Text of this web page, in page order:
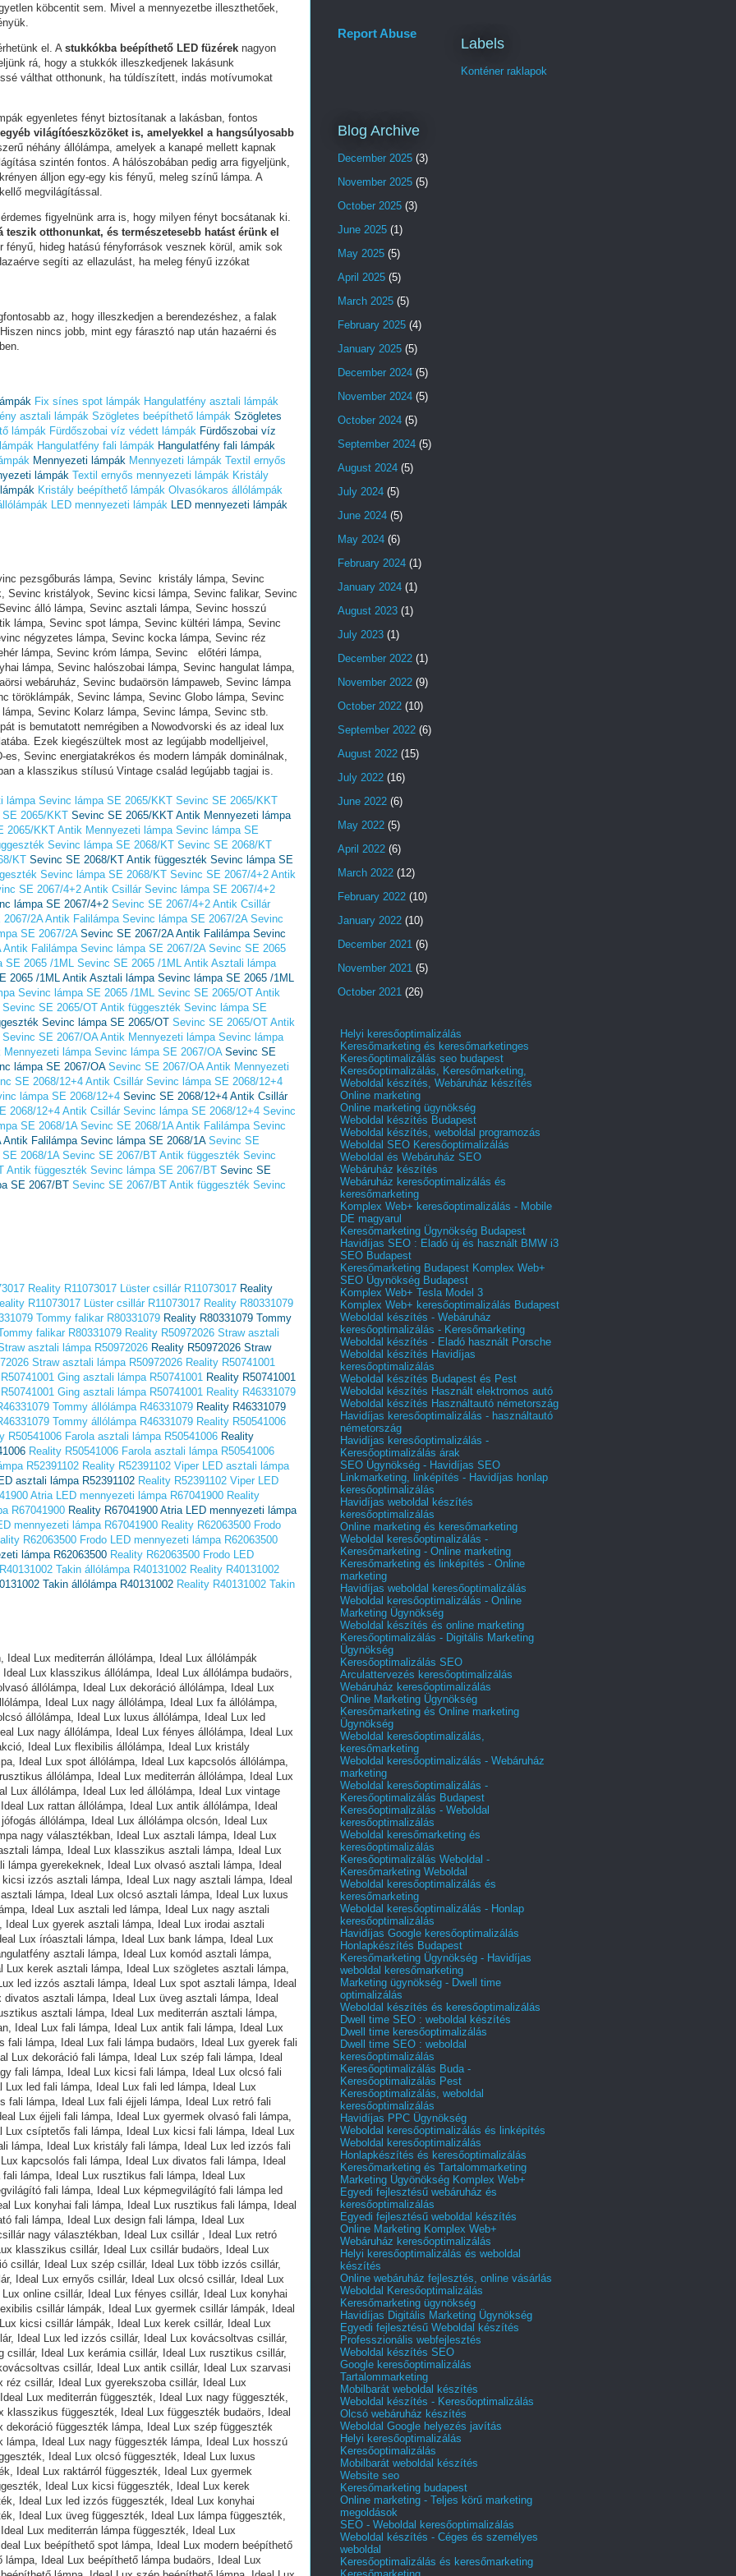
köbcentit sem. Mivel a mennyezetbe illeszthetőek,
el. A stukkókba beépíthető LED füzérek nagyon
rá, hogy a stukkók illeszkedjenek lakásunk
válthat otthonunk, ha túldíszített, indás motívumokat
egyenletes fényt biztosítanak a lakásban, fontos
egyéb világítóeszközöket is, amelyekkel a hangsúlyosabb
néhány állólámpa, amelyek a kanapé mellett kapnak
szintén fontos. A hálószobában pedig arra figyeljünk,
álljon egy-egy kis fényű, meleg színű lámpa. A
megvilágítással.
figyelnünk arra is, hogy milyen fényt bocsátanak ki.
otthonunkat, és természetesebb hatást érünk el
fényű, hideg hatású fényforrások vesznek körül, amik sok
segíti az ellazulást, ha meleg fényű izzókat
az, hogy illeszkedjen a berendezéshez, a falak
nincs jobb, mint egy fárasztó nap után hazaérni és
Fix sínes spot lámpák Hangulatfény asztali lámpák
asztali lámpák Szögletes beépíthető lámpák Szögletes
lámpák Fürdőszobai víz védett lámpák Fürdőszobai víz
Hangulatfény fali lámpák Hangulatfény fali lámpák
Mennyezeti lámpák Mennyezeti lámpák Textil ernyős
lámpák Textil ernyős mennyezeti lámpák Kristály
Kristály beépíthető lámpák Olvasókaros állólámpák
LED mennyezeti lámpák LED mennyezeti lámpák
pezsgőburás lámpa, Sevinc kristály lámpa, Sevinc
Sevinc kristályok, Sevinc kicsi lámpa, Sevinc falikar, Sevinc
álló lámpa, Sevinc asztali lámpa, Sevinc hosszú
lámpa, Sevinc spot lámpa, Sevinc kültéri lámpa, Sevinc
négyzetes lámpa, Sevinc kocka lámpa, Sevinc réz
lámpa, Sevinc króm lámpa, Sevinc előtéri lámpa,
lámpa, Sevinc halószobai lámpa, Sevinc hangulat lámpa,
webáruház, Sevinc budaörsön lámpaweb, Sevinc lámpa
töröklámpák, Sevinc lámpa, Sevinc Globo lámpa, Sevinc
Sevinc Kolarz lámpa, Sevinc lámpa, Sevinc stb.
is bemutatott nemrégiben a Nowodvorski és az ideal lux
Ezek kiegészültek most az legújabb modelljeivel,
Sevinc energiatakrékos és modern lámpák dominálnak,
a klasszikus stílusú Vintage család legújabb tagjai is.
lámpa Sevinc lámpa SE 2065/KKT Sevinc SE 2065/KKT
2065/KKT Sevinc SE 2065/KKT Antik Mennyezeti lámpa
2065/KKT Antik Mennyezeti lámpa Sevinc lámpa SE
Sevinc lámpa SE 2068/KT Sevinc SE 2068/KT
KT Sevinc SE 2068/KT Antik függeszték Sevinc lámpa SE
Sevinc lámpa SE 2068/KT Sevinc SE 2067/4+2 Antik
SE 2067/4+2 Antik Csillár Sevinc lámpa SE 2067/4+2
lámpa SE 2067/4+2 Sevinc SE 2067/4+2 Antik Csillár
2A Antik Falilámpa Sevinc lámpa SE 2067/2A Sevinc
SE 2067/2A Sevinc SE 2067/2A Antik Falilámpa Sevinc
Falilámpa Sevinc lámpa SE 2067/2A Sevinc SE 2065
SE 2065 /1ML Sevinc SE 2065 /1ML Antik Asztali lámpa
2065 /1ML Antik Asztali lámpa Sevinc lámpa SE 2065 /1ML
Sevinc lámpa SE 2065 /1ML Sevinc SE 2065/OT Antik
Sevinc SE 2065/OT Antik függeszték Sevinc lámpa SE
Sevinc lámpa SE 2065/OT Sevinc SE 2065/OT Antik
Sevinc SE 2067/OA Antik Mennyezeti lámpa Sevinc lámpa
lámpa Sevinc lámpa SE 2067/OA Sevinc SE
lámpa SE 2067/OA Sevinc SE 2067/OA Antik Mennyezeti
SE 2068/12+4 Antik Csillár Sevinc lámpa SE 2068/12+4
lámpa SE 2068/12+4 Sevinc SE 2068/12+4 Antik Csillár
2068/12+4 Antik Csillár Sevinc lámpa SE 2068/12+4 Sevinc
SE 2068/1A Sevinc SE 2068/1A Antik Falilámpa Sevinc
Falilámpa Sevinc lámpa SE 2068/1A Sevinc SE
2068/1A Sevinc SE 2067/BT Antik függeszték Sevinc
Antik függeszték Sevinc lámpa SE 2067/BT Sevinc SE
SE 2067/BT Sevinc SE 2067/BT Antik függeszték Sevinc
Reality R11073017 Lüster csillár R11073017 Reality
R11073017 Lüster csillár R11073017 Reality R80331079
Tommy falikar R80331079 Reality R80331079 Tommy
falikar R80331079 Reality R50972026 Straw asztali
asztali lámpa R50972026 Reality R50972026 Straw
Straw asztali lámpa R50972026 Reality R50741001
Ging asztali lámpa R50741001 Reality R50741001
Ging asztali lámpa R50741001 Reality R46331079
Tommy állólámpa R46331079 Reality R46331079
Tommy állólámpa R46331079 Reality R50541006
R50541006 Farola asztali lámpa R50541006 Reality
Reality R50541006 Farola asztali lámpa R50541006
R52391102 Reality R52391102 Viper LED asztali lámpa
asztali lámpa R52391102 Reality R52391102 Viper LED
Atria LED mennyezeti lámpa R67041900 Reality
R67041900 Reality R67041900 Atria LED mennyezeti lámpa
mennyezeti lámpa R67041900 Reality R62063500 Frodo
R62063500 Frodo LED mennyezeti lámpa R62063500
lámpa R62063500 Reality R62063500 Frodo LED
Takin állólámpa R40131002 Reality R40131002
Takin állólámpa R40131002 Reality R40131002 Takin
Ideal Lux nagy csillár, Ideal Lux fa csillár, Ideal Lux ernyős csillár, Ideal Lux olcsó csillár, Ideal Lux luxus csillár, Ideal Lux led csillár, Ideal Lux online csillár, Ideal Lux fényes csillár, Ideal Lux konyhai csillár, Ideal Lux obi csillár, Ideal Lux flexibilis csillár lámpák, Ideal Lux gyermek csillár lámpák, Ideal Lux hangulatfény csillár lámpák, Ideal Lux kicsi csillár lámpák, Ideal Lux kerek csillár, Ideal Lux szögletes csillár, Ideal Lux kristály csillár, Ideal Lux led izzós csillár, Ideal Lux kovácsoltvas csillár, Ideal Lux divatos csillár, Ideal Lux üveg csillár, Ideal Lux kerámia csillár, Ideal Lux rusztikus csillár, Ideal Lux mediterrán csillár, Ideal Lux kovácsoltvas csillár, Ideal Lux antik csillár, Ideal Lux szarvasi csillár, Ideal Lux bronz csillár, Ideal Lux réz csillár, Ideal Lux gyerekszoba csillár, Ideal Lux függeszték lámpa nagy választékban, Ideal Lux mediterrán függeszték, Ideal Lux nagy függeszték, Ideal Lux modern függeszték, Ideal Lux klasszikus függeszték, Ideal Lux függeszték budaörs, Ideal Lux függeszték gyerekeknek, Ideal Lux dekoráció függeszték lámpa, Ideal Lux szép függeszték lámpa, Ideal Lux több izzós függeszték lámpa, Ideal Lux nagy függeszték lámpa, Ideal Lux hosszú függeszték lámpa, Ideal Lux ernyős függeszték, Ideal Lux olcsó függeszték, Ideal Lux luxus függeszték, Ideal Lux fényes függeszték, Ideal Lux raktárról függeszték, Ideal Lux gyermek függeszték, Ideal Lux hangulatfény függeszték, Ideal Lux kicsi függeszték, Ideal Lux kerek függeszték, Ideal Lux kristály függeszték, Ideal Lux led izzós függeszték, Ideal Lux konyhai függeszték, Ideal Lux divatos függeszték, Ideal Lux üveg függeszték, Ideal Lux lámpa függeszték, Ideal Lux rusztikus lámpa függeszték, Ideal Lux mediterrán lámpa függeszték, Ideal Lux beépíthető lámpa nagy választékban, Ideal Lux beépíthető spot lámpa, Ideal Lux modern beépíthető lámpa, Ideal Lux klasszikus beépíthető lámpa, Ideal Lux beépíthető lámpa budaörs, Ideal Lux beépíthető lámpa, Ideal Lux dekoráció beépíthető lámpa, Ideal Lux szép beépíthető lámpa, Ideal Lux nagy beépíthető lámpa, Ideal Lux olcsó beépíthető lámpa, Ideal Lux luxus beépíthető lámpa, Ideal Lux kristály beépíthető lámpa, Ideal Lux króm beépíthető lámpa, Ideal Lux nagy beépíthető lámpa, Ideal Lux led beépíthető lámpa, Ideal Lux beépíthető led lámpa, Ideal Lux beépíthető kristály lámpa, Ideal Lux beépíthető spot lámpa szett, Ideal Lux beépíthető mennyezeti lámpa, Ideal Lux beépíthető gipsz lámpa, Ideal Lux beépíthető rusztikus lámpa, Ideal Lux beépíthető mediterrán lámpa, Ideal Lux beépíthető kicsi lámpa, Ideal Lux beépíthető kerek lámpa, Ideal Lux beépíthető szögletes lámpa, Ideal Lux beépíthető vízvédett lámpa, Ideal Lux beépíthető fürdőszobai lámpa, Ideal Lux fürdőszobai lámpa nagy választékban, Ideal Lux fürdőszobai lámpa, Ideal Lux fürdőszobai fali lámpa, Ideal Lux fürdőszobai modern lámpa, Ideal Lux fürdőszobai klasszikus lámpa, Ideal Lux fürdőszobai lámpa budaörs, Ideal Lux fürdőszobai mennyezeti lámpa, Ideal Lux fürdőszobai led lámpa, Ideal Lux szép fürdőszobai lámpa, Ideal Lux több izzós fürdőszobai lámpa, Ideal Lux nagy fürdőszobai lámpa, Ideal Lux olcsó fürdőszobai lámpa, Ideal Lux luxus fürdőszobai lámpa, Ideal Lux fürdőszobai lámpa tükör fölé, Ideal Lux fürdőszobai tükör lámpa, Ideal Lux nagy fürdőszobai tükör lámpa, Ideal Lux fényes fürdőszobai mennyezeti lámpa, Ideal Lux fürdőszobai led tükör lámpa, Ideal Lux fürdőszobai bútor lámpa, Ideal Lux IP44 fürdőszobai lámpa, Ideal Lux LED izzós fürdőszobai lámpa, Ideal Lux spot fürdőszobai lámpa, Ideal Lux divatos fürdőszobai lámpa, Ideal Lux beépíthető fürdőszobai spot lámpa, Ideal Lux mediterrán fürdőszobai lámpa, Ideal Lux kicsi fürdőszobai lámpa, Ideal Lux kerek fürdőszobai lámpa, Ideal Lux szögletes fürdőszobai lámpa, Ideal Lux IP56 fürdőszobai lámpa, Ideal Lux gyerek lámpa nagy választékban, Ideal Lux gyerek lámpa, Ideal Lux gyerek mennyezeti lámpa, Ideal Lux modern gyerek lámpa, Ideal Lux gyerek fali lámpa, Ideal Lux gyerek lámpa budaörs, Ideal Lux gyerek éjjeli lámpa, Ideal Lux gyerek lámpa olcsón, Ideal Lux szép gyerek lámpa, Ideal Lux több izzós gyerek lámpa, Ideal Lux nagy gyerek lámpa, Ideal Lux olcsó gyerek lámpa, Ideal Lux gyerek mennyezeti lámpa, Ideal Lux gyerek asztali lámpa, Ideal Lux online gyerek lámpa, Ideal Lux nagy gyerek lámpa, Ideal Lux fényes gyerek lámpa, Ideal Lux gyerek íróasztali lámpa, Ideal Lux színes gyerek lámpa, Ideal Lux kristály lámpa nagy választékban, Ideal Lux kristály lámpa, Ideal Lux szép kristály lámpa, Ideal Lux modern kristály lámpa, Ideal Lux klasszikus kristály lámpa, Ideal Lux kristály lámpa budaörs, Ideal Lux kristály lámpa, Ideal Lux dekoráció kristály lámpa, Ideal Lux szép kristály lámpa, Ideal Lux több izzós kristály lámpa, Ideal Lux nagy kristály lámpa, Ideal Lux olcsó kristály lámpa, Ideal Lux luxus kristály lámpa, Ideal Lux retró kristály lámpa, Ideal Lux online kristály lámpa, Ideal Lux nagy kristály lámpa, Ideal Lux fényes kristály lámpa, Ideal Lux kristály csillár, Ideal Lux kristály spot lámpa, Ideal Lux kristály mennyezeti lámpa, Ideal Lux LED izzós kristály lámpa, Ideal Lux divatos kristály lámpa, Ideal Lux rusztikus kristály lámpa, Ideal Lux mediterrán kristály lámpa, Ideal Lux kicsi kristály lámpa, Ideal Lux kerek kristály lámpa, Ideal Lux szögletes kristály lámpa, Ideal Lux kristály csillár lámpa, Ideal Lux kristály függeszték lámpa, Ideal Lux kristály beépíthető lámpa, Ideal Lux led lámpa nagy választékban, Ideal Lux led lámpa, Ideal Lux l
Report Abuse
Labels
Konténer raklapok
Blog Archive
December 2025 (3)
November 2025 (5)
October 2025 (3)
June 2025 (1)
May 2025 (5)
April 2025 (5)
March 2025 (5)
February 2025 (4)
January 2025 (5)
December 2024 (5)
November 2024 (5)
October 2024 (5)
September 2024 (5)
August 2024 (5)
July 2024 (5)
June 2024 (5)
May 2024 (6)
February 2024 (1)
January 2024 (1)
August 2023 (1)
July 2023 (1)
December 2022 (1)
November 2022 (9)
October 2022 (10)
September 2022 (6)
August 2022 (15)
July 2022 (16)
June 2022 (6)
May 2022 (5)
April 2022 (6)
March 2022 (12)
February 2022 (10)
January 2022 (10)
December 2021 (6)
November 2021 (5)
October 2021 (26)
Helyi keresőoptimalizálás
Keresőmarketing és keresőmarketinges
Keresőoptimalizálás seo budapest
Keresőoptimalizálás, Keresőmarketing,
Weboldal készítés, Webáruház készítés
Online marketing
Online marketing ügynökség
Weboldal készítés Budapest
Weboldal készítés, weboldal programozás
Weboldal SEO Keresőoptimalizálás
Weboldal és Webáruház SEO
Webáruház készítés
Webáruház keresőoptimalizálás és
keresőmarketing
Komplex Web+ keresőoptimalizálás - Mobile
DE magyarul
Keresőmarketing Ügynökség Budapest
Havidíjas SEO : Eladó új és használt BMW i3
SEO Budapest
Keresőmarketing Budapest Komplex Web+
SEO Ügynökség Budapest
Komplex Web+ Tesla Model 3
Komplex Web+ keresőoptimalizálás Budapest
Weboldal készítés - Webáruház
keresőoptimalizálás - Keresőmarketing
Weboldal készítés - Eladó használt Porsche
Weboldal készítés Havidíjas
keresőoptimalizálás
Weboldal készítés Budapest és Pest
Weboldal készítés Használt elektromos autó
Weboldal készítés Használtautó németország
Havidíjas keresőoptimalizálás - használtautó
németország
Havidíjas keresőoptimalizálás -
Keresőoptimalizálás árak
SEO Ügynökség - Havidíjas SEO
Linkmarketing, linképítés - Havidíjas honlap
keresőoptimalizálás
Havidíjas weboldal készítés
keresőoptimalizálás
Online marketing és keresőmarketing
Weboldal keresőoptimalizálás -
Keresőmarketing - Online marketing
Keresőmarketing és linképítés - Online
marketing
Havidíjas weboldal keresőoptimalizálás
Weboldal keresőoptimalizálás - Online
Marketing Ügynökség
Weboldal készítés és online marketing
Keresőoptimalizálás - Digitális Marketing
Ügynökség
Keresőoptimalizálás SEO
Arculattervezés keresőoptimalizálás
Webáruház keresőoptimalizálás
Online Marketing Ügynökség
Keresőmarketing és Online marketing
Ügynökség
Weboldal keresőoptimalizálás,
keresőmarketing
Weboldal keresőoptimalizálás - Webáruház
marketing
Weboldal keresőoptimalizálás -
Keresőoptimalizálás Budapest
Keresőoptimalizálás - Weboldal
keresőoptimalizálás
Weboldal keresőmarketing és
keresőoptimalizálás
Keresőoptimalizálás Weboldal -
Keresőmarketing Weboldal
Weboldal keresőoptimalizálás és
keresőmarketing
Weboldal keresőoptimalizálás - Honlap
keresőoptimalizálás
Havidíjas Google keresőoptimalizálás
Honlapkészítés Budapest
Keresőmarketing Ügynökség - Havidíjas
weboldal keresőmarketing
Marketing ügynökség - Dwell time
optimalizálás
Weboldal készítés és keresőoptimalizálás
Dwell time SEO : weboldal készítés
Dwell time keresőoptimalizálás
Dwell time SEO : weboldal
keresőoptimalizálás
Keresőoptimalizálás Buda -
Keresőoptimalizálás Pest
Keresőoptimalizálás, weboldal
keresőoptimalizálás
Havidíjas PPC Ügynökség
Weboldal keresőoptimalizálás és linképítés
Weboldal keresőoptimalizálás
Honlapkészítés és keresőoptimalizálás
Keresőmarketing és Tartalommarketing
Marketing Ügyönökség Komplex Web+
Egyedi fejlesztésű webáruház és
keresőoptimalizálás
Egyedi fejlesztésű weboldal készítés
Online Marketing Komplex Web+
Webáruház keresőoptimalizálás
Helyi keresőoptimalizálás és weboldal
készítés
Online webáruház fejlesztés, online vásárlás
Weboldal Keresőoptimalizálás
Keresőmarketing ügynökség
Havidíjas Digitális Marketing Ügynökség
Egyedi fejlesztésű Weboldal készítés
Professzionális webfejlesztés
Weboldal készítés SEO
Google keresőoptimalizálás
Tartalommarketing
Mobilbarát weboldal készítés
Weboldal készítés - Keresőoptimalizálás
Olcsó webáruház készítés
Weboldal Google helyezés javítás
Helyi keresőoptimalizálás
Keresőoptimalizálás
Mobilbarát weboldal készítés
Website seo
Keresőmarketing budapest
Online marketing - Teljes körű marketing
megoldások
SEO - Weboldal keresőoptimalizálás
Weboldal készítés - Céges és személyes
weboldal
Keresőoptimalizálás és keresőmarketing
Keresőmarketing